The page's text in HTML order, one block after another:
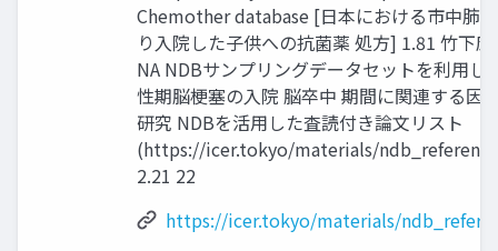
Chemother database [日本における市中肺
り入院した子供への抗菌薬 処方] 1.81 竹下
NA NDBサンプリングデータセットを利用し
性期脳梗塞の入院 脳卒中 期間に関連する因
研究 NDBを活用した査読付き論文リスト
(https://icer.tokyo/materials/
2.21 22
https://icer.tokyo/materials/